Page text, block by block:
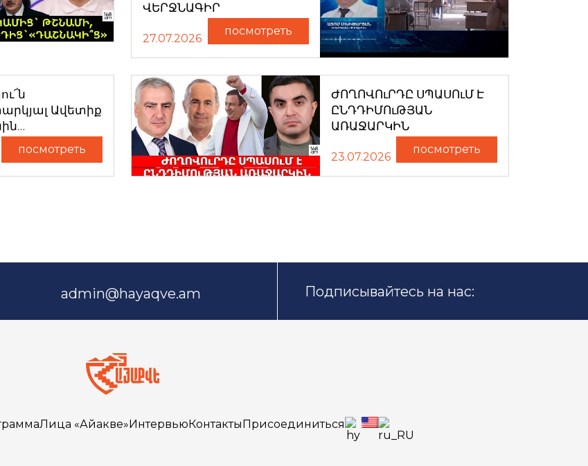
ՎԵՐՋՆԱԳԻՐ
27.07.2026
посмотреть
Ավետիք
посмотреть
ԺՈՂՈՎՈւՐԴԸ ՍՊԱՍՈւՄ Է
ԸՆԴԴԻՄՈւԹՅԱՆ
ԱՌԱՋԱՐԿԻՆ
23.07.2026
посмотреть
admin@hayaqve.am Подписывайтесь на нас:
Лица «Айакве»ИнтервьюКонтактыПрисоединиться